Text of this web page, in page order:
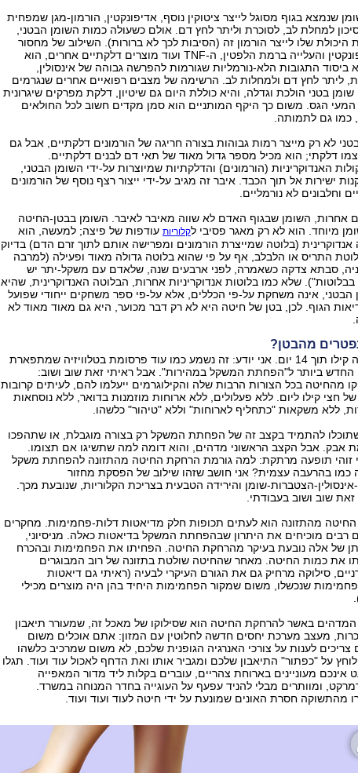
שנמצא בגוף מסוגל לייצר ציטוקין נוסף, אדיפונקטין, הורמון-מגן שמפחית
למחלת לב, לסוכרת וליתר לחץ דם. אולם כשעולה כמות השומן הבטני,
היכולת שלו לייצר הורמון זה (הסיבות לכך לא ברורות). השילוב של מחסור
באדיפונקטין והעלייה ברמת הלפטין, ה-TNF ועוד מוצרים דלקתיים אחרים, הוא
ביסוד התגובות הלא-נורמליות שגורמות להפרשה גבוהה של אינסולין,
ליתר לחץ דם ולמחלות לב. הרשימה של מצבים רפואיים אחרים שנגרמים
שומן בטני הולכת וגדלה, והיא כוללת היום גם שיטיון, דלקת מפרקים שיגרונית
המעי הגס. משום כך היקף המותניים הוא סמן מקדים חשוב לכל החולאים
כמו גם לתמותה.
לא רק מייצר רמות גבוהות בצורה חריגה של הורמונים דלקתיים, אבל גם
דלקתי; הוא מכיל מספר גדול מאוד של תאי דם לבנים דלקתיים.
האנדוקריניות (הורמונים) והדלקתיות שמיוצרות על-ידי השומן הבטני,
ישירות אל תוך הכבד. איבר זה מגיב על-ידי ייצור רצף נוסף של הורמונים
וחלבונים לא נורמליים.
אחרות, השומן שבגוף האדם לא שווה מאיבר לאיבר. השומן בבטן-החיטה
מיוחד. הוא לא רק מאגר פסיבי לקלוריותעודפות של פיצה; למעשה, הוא
אנדוקרינית (בלוטה שמייצרת הורמונים ומפרישה אותם לתוך זרם הדם) בדיוק
התריס או הלבלב, אף על פי שהוא בלוטה גדולה מאוד ופעילה (למרבה
סבתא צדקה כשאמרה, לפני ארבעים שנה, שלאדם עם משקל-יתר יש
שלא כמו בלוטות אנדוקריניות אחרות, הבלוטה האנדוקרינית, שהיא
הבטני, אינה משחקת על-פי הכללים, אלא על-פי ספר משחקים ייחודי שפועל
הגוף. לכן, בטן של חיטה היא לא רק דבר מכוער, היא גם מאוד מאוד לא
מהבטן?
חמישה קילו תוך 14 יום. אני יודע: זה נשמע כמו עוד פרסומת בטלוויזיה שמתפארת
החדש ביותר ל"הפחתת המשקל במהירות". אבל ראיתי זאת שוב ושוב:
מהחיטה בכל הצורות הרבות שלה והקילוגרמים ייעלמו להם, לעיתים קרובות
חצי קילו ליום. ללא פעלולים, ללא ארוחות מוזמנות בדואר, ללא נוסחאות
ללא משקאות "כתחליף לארוחות" וללא "טיהור" כלשהו.
להתמיד בקצב זה של הפחתת המשקל רק בצורה מוגבלת, או שתהפכו
אבק. אבל הקצב הראשוני מדהים, והוא דומה למה שתשיגו אם תצומו.
זוהי תופעה מרתקת: למה גורמת הרחקת החיטה מהתזונה להפחתת משקל
כמו בהרעבה עצמית? אני חושב שזהו שילוב של הפסקת מחזור
אינסולין-הצטברות-שומן והירידה הטבעית בצריכת הקלוריות, שנובעת מכך.
זאת שוב ושוב בעבודתי.
החיטה מהתזונה הוא לעתים תכופות חלק מדיאטות דלות-פחמימות. מחקרים
רבים מוכיחים את היתרון שבהפחתת המשקל בדיאטות כאלה. מניסיוני,
של אלה נובעת בעיקר מהרחקת החיטה. הפחיתו את הפחמימות ובהכרח
את כמות החיטה. מאחר שהחיטה שולטת בתזונה של רוב המבוגרים
סילוקה מרחיק גם את הגורם העיקרי לבעיה (ראיתי גם דיאטות
שנכשלו, משום שמקור הפחמימות היחיד בהן היה מוצרים מכילי
באשר להרחקת החיטה הוא שסילוקו של מאכל זה, שמעורר תיאבון
מעצב מערכת יחסים חדשה לחלוטין עם המזון: אתם אוכלים משום
לענות על צורכי האנרגיה הגופנית שלכם, לא משום שמרכיב כלשהו
לוחץ על "כפתור" התיאבון שלכם ומגביר אותו ואת הדחף לאכול עוד ועוד. תגלו
אינכם מעוניינים בארוחת צהריים, עוברים בקלות ליד מדור המאפייה
ומוותרים מבלי להניד עפעף על העוגייה בחדר המנוחה במשרד.
מהתשוקה חסרת האונים שמונעת על ידי חיטה לעוד ועוד ועוד.